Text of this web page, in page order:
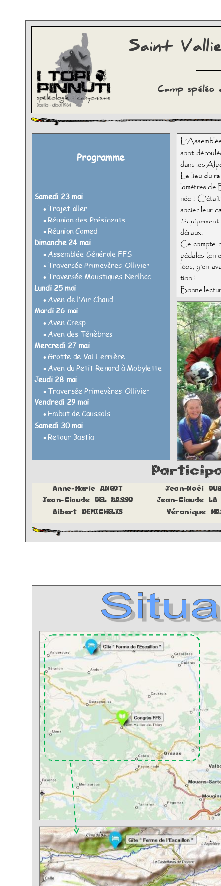
Saint
Camp
sont
dans les
Programme
Le lieu du
lomètres de
née !
socier leur
déraux.
Samedi 23 mai
 Trajet aller
 Réunion des Présidents
 Réunion Comed
Dimanche 24 mai
Ce compte-
pédales (en
 Assemblée Générale FFS
 Traversée Primevères-Ollivier
 Traversée Moustiques Nerlhac
Lundi 25 mai
 Aven de l’Air Chaud
Mardi 26 mai
léos, y’en
tion !
Bonne
 Aven Cresp
 Aven des Ténèbres
Mercredi 27 mai
Grotte de Val Ferrière
 Aven du Petit Renard à Mobylette
Jeudi 28 mai
 Traversée Primevères-Ollivier
Vendredi 29 mai
 Embut de Caussols
Samedi 30 mai
 Retour Bastia
Jean-Noël
Jean-Claude
Véronique
Anne-Marie ANGOT
Jean-Claude DEL BASSO
Albert DEMICHELIS